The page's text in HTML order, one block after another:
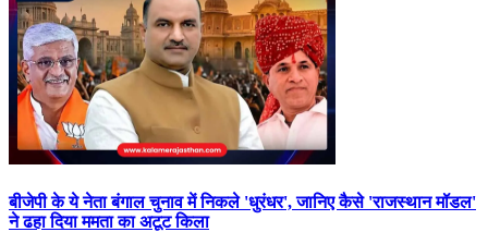
बीजेपी के ये नेता बंगाल चुनाव में निकले 'धुरंधर', जानिए कैसे 'राजस्थान मॉडल'
ने ढहा दिया ममता का अटूट किला